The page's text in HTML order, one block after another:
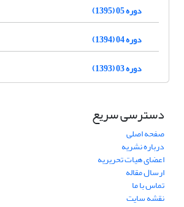
دوره 05 (1395)
دوره 04 (1394)
دوره 03 (1393)
دسترسی سریع
صفحه اصلی
درباره نشریه
اعضای هیات تحریریه
ارسال مقاله
تماس با ما
نقشه سایت